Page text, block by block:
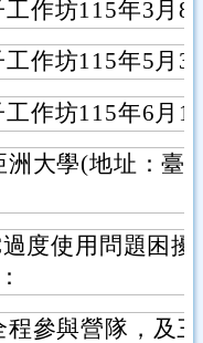
作坊115年3月8
作坊115年5月3
作坊115年6月
洲大學(地址：臺
度使用問題困
程參與營隊，及